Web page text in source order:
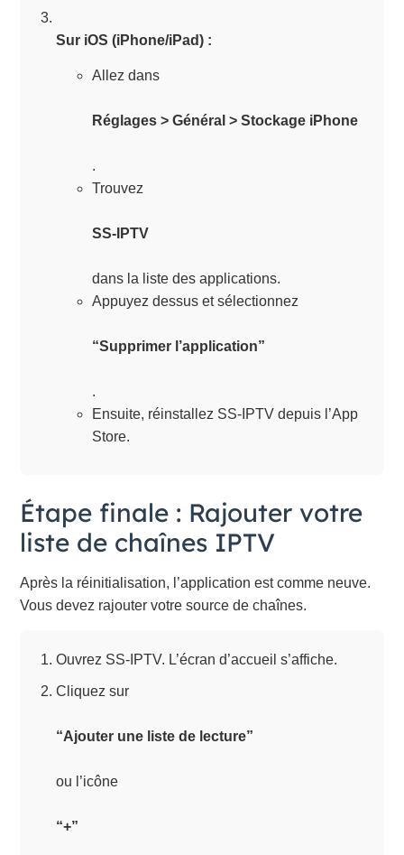
Sur iOS (iPhone/iPad) :
Allez dans
Réglages > Général > Stockage iPhone
.
Trouvez
SS-IPTV
dans la liste des applications.
Appuyez dessus et sélectionnez
“Supprimer l’application”
.
Ensuite, réinstallez SS-IPTV depuis l’App
Store.
Étape finale : Rajouter votre
liste de chaînes IPTV
Après la réinitialisation, l’application est comme neuve.
Vous devez rajouter votre source de chaînes.
Ouvrez SS-IPTV. L’écran d’accueil s’affiche.
Cliquez sur
“Ajouter une liste de lecture”
ou l’icône
“+”